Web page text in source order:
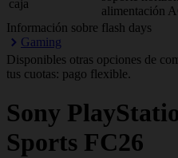
caja
alimentación
Información sobre flash days
Gaming
Disponibles otras opciones de
tus cuotas: pago flexible.
Sony
Sports FC26